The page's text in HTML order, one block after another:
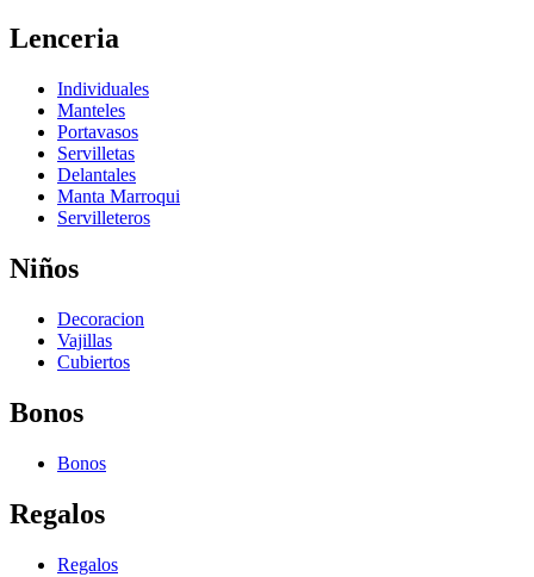
Lenceria
Individuales
Manteles
Portavasos
Servilletas
Delantales
Manta Marroqui
Servilleteros
Niños
Decoracion
Vajillas
Cubiertos
Bonos
Bonos
Regalos
Regalos